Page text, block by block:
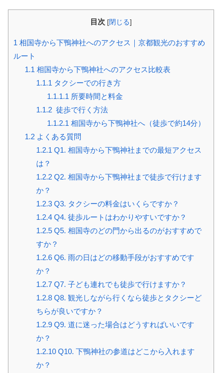
目次 [閉じる]
1 相国寺から下鴨神社へのアクセス｜京都観光のおすすめ
ルート
1.1 相国寺から下鴨神社へのアクセス比較表
1.1.1 タクシーでの行き方
1.1.1.1 所要時間と料金
1.1.2徒歩で行く方法
1.1.2.1 相国寺から下鴨神社へ（徒歩で約14分）
1.2よくある質問
1.2.1 Q1. 相国寺から下鴨神社までの最短アクセス
は？
1.2.2Q2. 相国寺から下鴨神社まで徒歩で行けます
か？
1.2.3Q3. タクシーの料金はいくらですか？
1.2.4Q4. 徒歩ルートはわかりやすいですか？
1.2.5Q5. 相国寺のどの門から出るのがおすすめで
すか？
1.2.6Q6. 雨の日はどの移動手段がおすすめです
か？
1.2.7Q7. 子ども連れでも徒歩で行けますか？
1.2.8Q8. 観光しながら行くなら徒歩とタクシーど
ちらが良いですか？
1.2.9Q9. 道に迷った場合はどうすればいいです
か？
1.2.10Q10. 下鴨神社の参道はどこから入れます
か？